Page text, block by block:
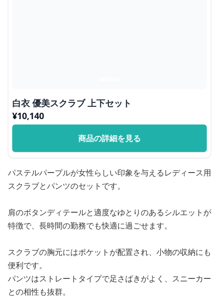
白衣 優美スクラブ 上下セット
¥10,140
商品の詳細を見る
パステルパープルが女性らしい印象を与えるレディース用
スクラブとパンツのセットです。
肩のボタンディテールと適度なゆとりのあるシルエットが
特徴で、長時間の勤務でも快適に過ごせます。
スクラブの胸元にはポケットが配置され、小物の収納にも
便利です。
パンツはストレートタイプで足さばきがよく、スニーカー
との相性も抜群。